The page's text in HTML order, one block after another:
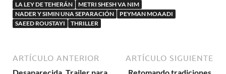
LA LEY DE TEHERÁN
METRI SHESH VA NIM
NADER Y SIMIN UNA SEPARACIÓN
PEYMAN MOAADI
SAEED ROUSTAYI
THRILLER
ARTÍCULO ANTERIOR ARTÍCULO SIGUIENTE